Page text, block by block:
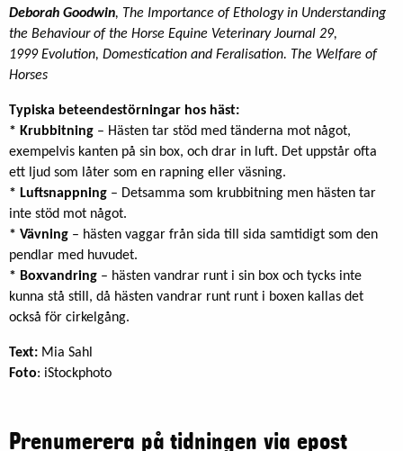
Deborah Goodwin, The Importance of Ethology in Understanding
the Behaviour of the Horse Equine Veterinary Journal 29,
1999 Evolution, Domestication and Feralisation. The Welfare of
Horses
Typiska beteendestörningar hos häst:
* Krubbitning – Hästen tar stöd med tänderna mot något,
exempelvis kanten på sin box, och drar in luft. Det uppstår ofta
ett ljud som låter som en rapning eller väsning.
* Luftsnappning – Detsamma som krubbitning men hästen tar
inte stöd mot något.
* Vävning – hästen vaggar från sida till sida samtidigt som den
pendlar med huvudet.
* Boxvandring – hästen vandrar runt i sin box och tycks inte
kunna stå still, då hästen vandrar runt runt i boxen kallas det
också för cirkelgång.
Text: Mia Sahl
Foto: iStockphoto
Prenumerera på tidningen via epost